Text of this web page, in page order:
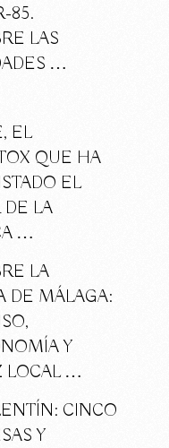
85.
LAS
…
EL
QUE HA
EL
DE LA
…
LA
DE MÁLAGA:
Y
LOCAL …
CINCO
Y